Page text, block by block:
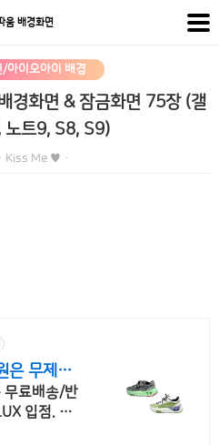
움 배경화면
아이오아이 배경
경화면 & 잠금화면 75장 (갤
노트9, S8, S9)
· Kiss Me ♥ ·
은 무제한
무료배송/반
입점. 꼭